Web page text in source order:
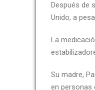
Después de
Unido, a
La
Su madre,
en personas